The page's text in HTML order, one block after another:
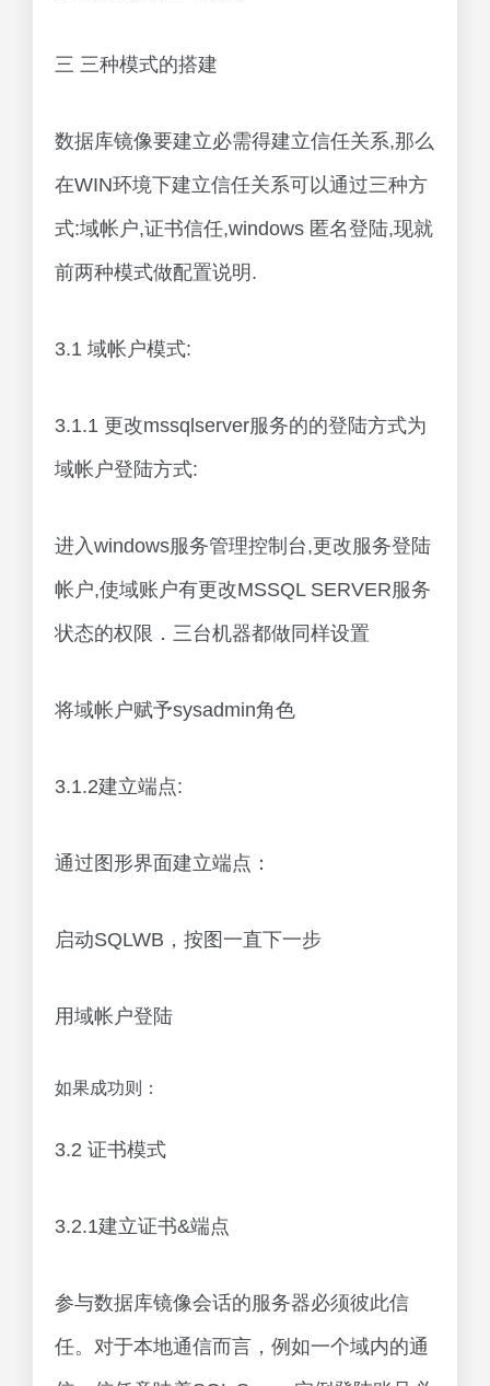
三 三种模式的搭建
数据库镜像要建立必需得建立信任关系,那么
在WIN环境下建立信任关系可以通过三种方
式:域帐户,证书信任,windows 匿名登陆,现就
前两种模式做配置说明.
3.1 域帐户模式:
3.1.1 更改mssqlserver服务的的登陆方式为
域帐户登陆方式:
进入windows服务管理控制台,更改服务登陆
帐户,使域账户有更改MSSQL SERVER服务
状态的权限．三台机器都做同样设置
将域帐户赋予sysadmin角色
3.1.2建立端点:
通过图形界面建立端点：
启动SQLWB，按图一直下一步
用域帐户登陆
如果成功则：
3.2 证书模式
3.2.1建立证书&端点
参与数据库镜像会话的服务器必须彼此信
任。对于本地通信而言，例如一个域内的通